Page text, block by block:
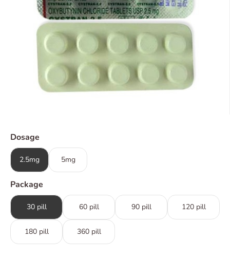
Dosage
2.5mg 5mg
Package
30 pill 60 pill 90 pill 120 pill
180 pill 360 pill